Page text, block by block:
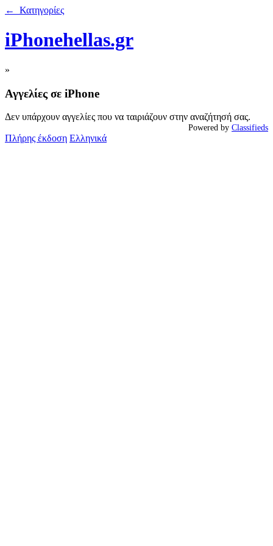
← Κατηγορίες
iPhonehellas.gr
»
Αγγελίες σε iPhone
Δεν υπάρχουν αγγελίες που να ταιριάζουν στην αναζήτησή σας.
Powered by Classifieds
Πλήρης έκδοση Ελληνικά